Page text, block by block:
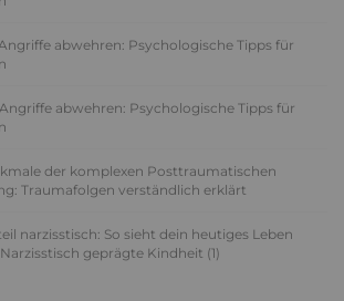
abwehren: Psychologische Tipps für
abwehren: Psychologische Tipps für
der komplexen Posttraumatischen
Traumafolgen verständlich erklärt
narzisstisch: So sieht dein heutiges Leben
geprägte Kindheit (1)